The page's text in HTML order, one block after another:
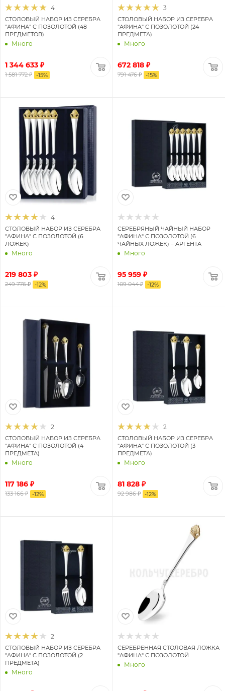
4
СТОЛОВЫЙ НАБОР ИЗ СЕРЕБРА
"АФИНА" С ПОЗОЛОТОЙ (48
ПРЕДМЕТОВ)
Много
1 344 633 ₽
1 581 772 ₽ -15%
3
СТОЛОВЫЙ НАБОР ИЗ СЕРЕБРА
"АФИНА" С ПОЗОЛОТОЙ (24
ПРЕДМЕТА)
Много
672 818 ₽
791 476 ₽ -15%
4
СТОЛОВЫЙ НАБОР ИЗ СЕРЕБРА
"АФИНА" С ПОЗОЛОТОЙ (6
ЛОЖЕК)
Много
219 803 ₽
249 776 ₽ -12%
СЕРЕБРЯНЫЙ ЧАЙНЫЙ НАБОР
"АФИНА" С ПОЗОЛОТОЙ (6
ЧАЙНЫХ ЛОЖЕК) – АРГЕНТА
Много
95 959 ₽
109 044 ₽ -12%
2
СТОЛОВЫЙ НАБОР ИЗ СЕРЕБРА
"АФИНА" С ПОЗОЛОТОЙ (4
ПРЕДМЕТА)
Много
117 186 ₽
133 166 ₽ -12%
2
СТОЛОВЫЙ НАБОР ИЗ СЕРЕБРА
"АФИНА" С ПОЗОЛОТОЙ (3
ПРЕДМЕТА)
Много
81 828 ₽
92 986 ₽ -12%
2
СТОЛОВЫЙ НАБОР ИЗ СЕРЕБРА
"АФИНА" С ПОЗОЛОТОЙ (2
ПРЕДМЕТА)
Много
СЕРЕБРЕННАЯ СТОЛОВАЯ ЛОЖКА
"АФИНА" С ПОЗОЛОТОЙ
Много